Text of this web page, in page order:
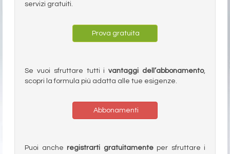
servizi gratuiti.
Prova gratuita
Se vuoi sfruttare tutti ivantaggi dell’abbonamento,
scopri la formula più adatta alle tue esigenze.
Abbonamenti
Puoi anche registrarti gratuitamenteper sfruttare i